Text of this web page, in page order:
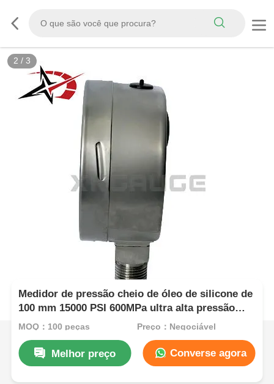
2 / 3
Medidor de pressão cheio de óleo de silicone de
100 mm 15000 PSI 600MPa ultra alta pressão
para sistemas industriais de óleo e gás
MOQ：100 peças Preço：Negociável
Melhor preço Converse agora